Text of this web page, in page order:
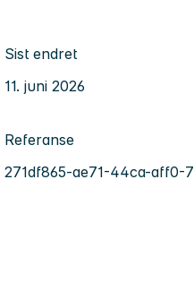
Sist endret
11. juni 2026
Referanse
271df865-ae71-44ca-aff0-